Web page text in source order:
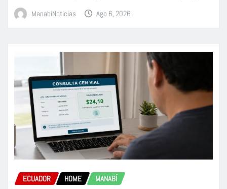
ManabiNoticias Ago 6, 2026
ECUADOR HOME MANABÍ